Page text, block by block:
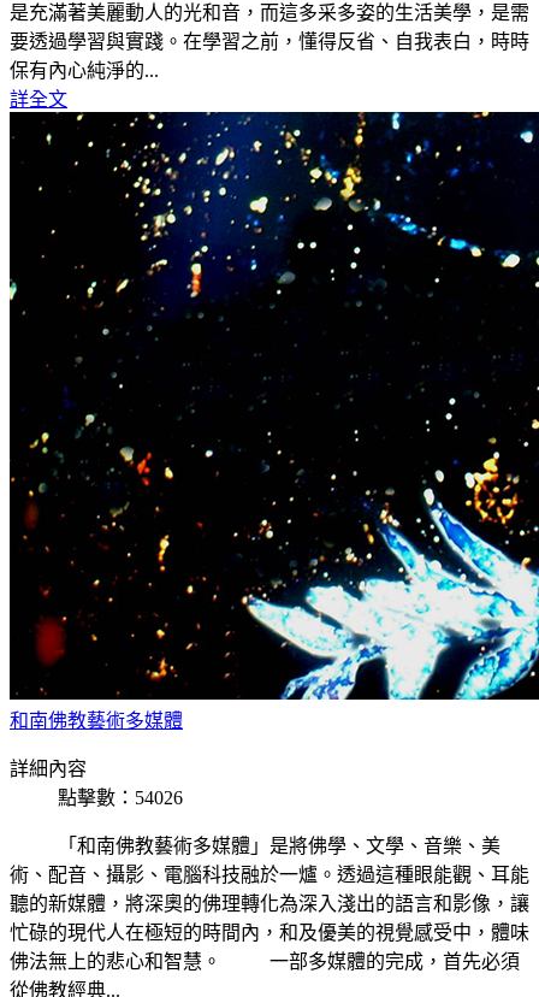
是充滿著美麗動人的光和音，而這多采多姿的生活美學，是需
要透過學習與實踐。在學習之前，懂得反省、自我表白，時時
保有內心純淨的...
詳全文
和南佛教藝術多媒體
詳細內容
點擊數：54026
「和南佛教藝術多媒體」是將佛學、文學、音樂、美
術、配音、攝影、電腦科技融於一爐。透過這種眼能觀、耳能
聽的新媒體，將深奧的佛理轉化為深入淺出的語言和影像，讓
忙碌的現代人在極短的時間內，和及優美的視覺感受中，體味
佛法無上的悲心和智慧。 一部多媒體的完成，首先必須
從佛教經典...